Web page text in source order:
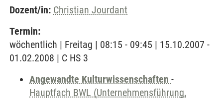
Dozent/in: Christian Jourdant
Termin:
wöchentlich | Freitag | 08:15 - 09:45 | 15.10.2007 -
01.02.2008 | C HS 3
Angewandte Kulturwissenschaften -
Hauptfach BWL (Unternehmensführung,